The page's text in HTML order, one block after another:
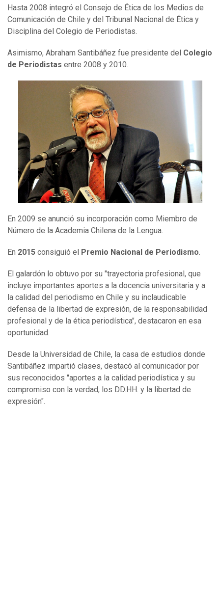
Hasta 2008 integró el Consejo de Ética de los Medios de
Comunicación de Chile y del Tribunal Nacional de Ética y
Disciplina del Colegio de Periodistas.
Asimismo, Abraham Santibáñez fue presidente del Colegio
de Periodistas entre 2008 y 2010.
En 2009 se anunció su incorporación como Miembro de
Número de la Academia Chilena de la Lengua.
En 2015 consiguió el Premio Nacional de Periodismo.
El galardón lo obtuvo por su "trayectoria profesional, que
incluye importantes aportes a la docencia universitaria y a
la calidad del periodismo en Chile y su inclaudicable
defensa de la libertad de expresión, de la responsabilidad
profesional y de la ética periodística", destacaron en esa
oportunidad.
Desde la Universidad de Chile, la casa de estudios donde
Santibáñez impartió clases, destacó al comunicador por
sus reconocidos "aportes a la calidad periodística y su
compromiso con la verdad, los DD.HH. y la libertad de
expresión".